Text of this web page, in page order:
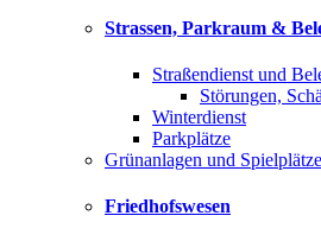
Strassen, Parkraum &
Straßendienst und
Störungen,
Winterdienst
Parkplätze
Grünanlagen und Spielplätze
Friedhofswesen